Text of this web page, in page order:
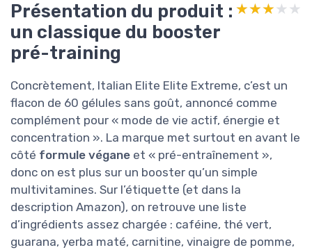
Présentation du produit :
un classique du booster
pré-training
★★★★★
★★★★★
Concrètement, Italian Elite Elite Extreme, c’est un
flacon de 60 gélules sans goût, annoncé comme
complément pour « mode de vie actif, énergie et
concentration ». La marque met surtout en avant le
côté formule végane et « pré-entraînement »,
donc on est plus sur un booster qu’un simple
multivitamines. Sur l’étiquette (et dans la
description Amazon), on retrouve une liste
d’ingrédients assez chargée : caféine, thé vert,
guarana, yerba maté, carnitine, vinaigre de pomme,